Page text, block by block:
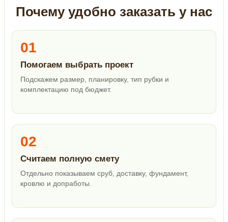
Почему удобно заказать у нас
01
Помогаем выбрать проект
Подскажем размер, планировку, тип рубки и
комплектацию под бюджет.
02
Считаем полную смету
Отдельно показываем сруб, доставку, фундамент,
кровлю и допработы.